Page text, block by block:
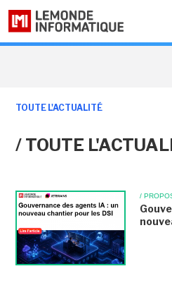
TOUTE L'ACTUALITÉ
/ TOUTE
/